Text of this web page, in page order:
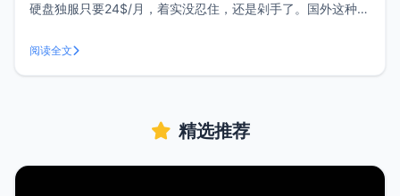
硬盘独服只要24$/月，着实没忍住，还是剁手了。国外这种廉
的机子全凭运气。硬盘质量层次不齐，通电10w小时也是有可
能的，上架后第一步就是先看下硬盘信息，下面一起
阅读全文
精选推荐